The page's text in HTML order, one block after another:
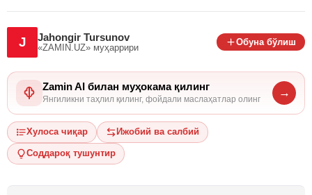
J Jahongir Tursunov
«ZAMIN.UZ» муҳаррири
Обуна бўлиш
Zamin AI билан муҳокама қилинг
Янгиликни таҳлил қилинг, фойдали маслаҳатлар олинг
→
Хулоса чиқар Ижобий ва салбий
Соддароқ тушунтир